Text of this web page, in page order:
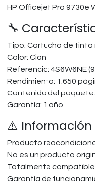
HP Officejet Pro 9730e
🔧
Tipo: Cartucho de
Color: Cian
Referencia: 4S6W6NE
Rendimiento: 1.650
Contenido del paquete:
Garantía: 1 año
⚠️
Producto
No es un producto
Totalmente
Garantía de